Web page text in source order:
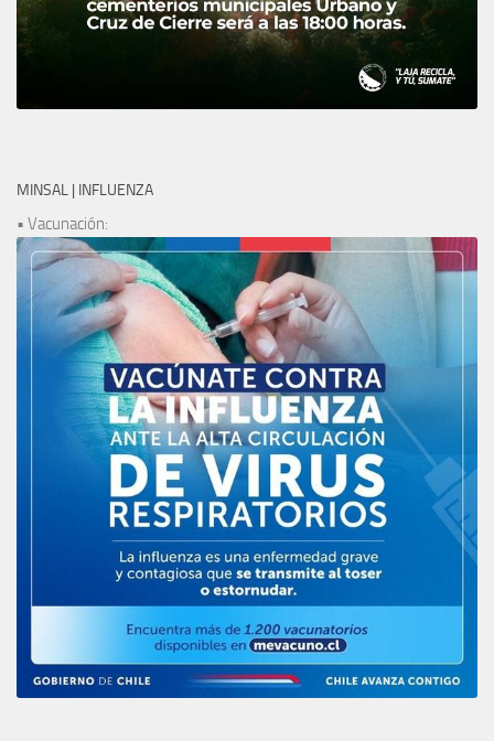
MINSAL | INFLUENZA
• Vacunación: